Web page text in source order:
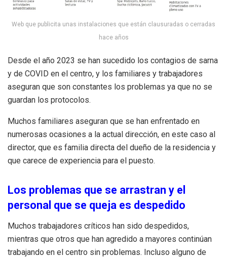
Web que publicita unas instalaciones que están clausuradas o cerradas
hace años
Desde el año 2023 se han sucedido los contagios de sarna
y de COVID en el centro, y los familiares y trabajadores
aseguran que son constantes los problemas ya que no se
guardan los protocolos.
Muchos familiares aseguran que se han enfrentado en
numerosas ocasiones a la actual dirección, en este caso al
director, que es familia directa del dueño de la residencia y
que carece de experiencia para el puesto.
Los problemas que se arrastran y el
personal que se queja es despedido
Muchos trabajadores críticos han sido despedidos,
mientras que otros que han agredido a mayores continúan
trabajando en el centro sin problemas. Incluso alguno de